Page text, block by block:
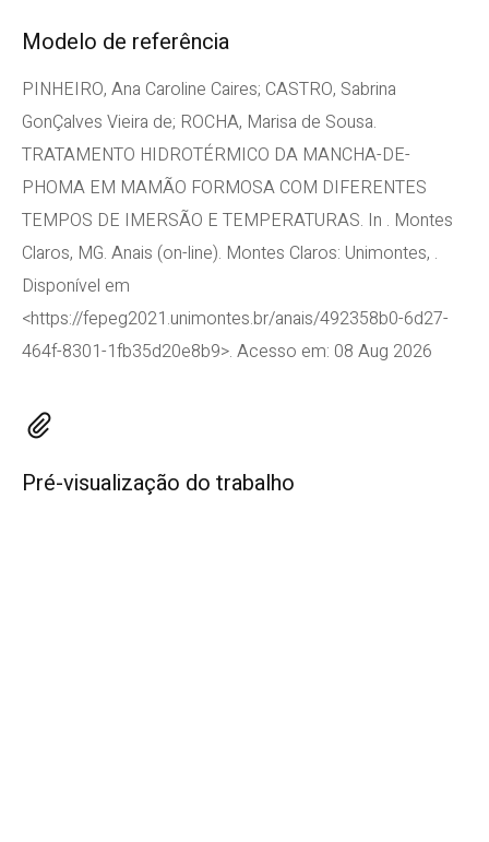
Modelo de referência
PINHEIRO, Ana Caroline Caires; CASTRO, Sabrina
GonÇalves Vieira de; ROCHA, Marisa de Sousa.
TRATAMENTO HIDROTÉRMICO DA MANCHA-DE-
PHOMA EM MAMÃO FORMOSA COM DIFERENTES
TEMPOS DE IMERSÃO E TEMPERATURAS. In . Montes
Claros, MG. Anais (on-line). Montes Claros: Unimontes, .
Disponível em
<https://fepeg2021.unimontes.br/anais/492358b0-6d27-
464f-8301-1fb35d20e8b9>. Acesso em: 08 Aug 2026
Pré-visualização do trabalho